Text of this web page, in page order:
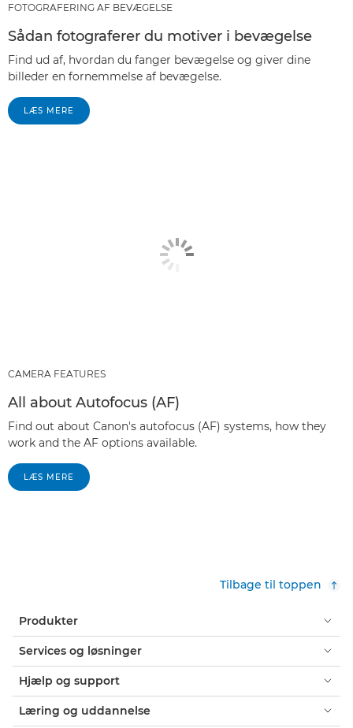
FOTOGRAFERING AF BEVÆGELSE
Sådan fotograferer du motiver i bevægelse
Find ud af, hvordan du fanger bevægelse og giver dine
billeder en fornemmelse af bevægelse.
LÆS MERE
CAMERA FEATURES
All about Autofocus (AF)
Find out about Canon's autofocus (AF) systems, how they
work and the AF options available.
LÆS MERE
Tilbage til toppen
Produkter
Services og løsninger
Hjælp og support
Læring og uddannelse